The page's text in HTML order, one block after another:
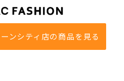
ンシティ店の商品を見る